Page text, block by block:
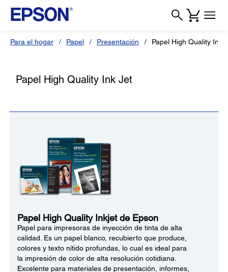
Para el hogar Papel Presentación Papel High Quality Ink
Papel High Quality Ink Jet
Papel High Quality Inkjet de Epson
Papel para impresoras de inyección de tinta de alta
calidad. Es un papel blanco, recubierto que produce,
colores y texto nítido profundas, lo cual es ideal para
la impresión de color de alta resolución cotidiana.
Excelente para materiales de presentación, informes,